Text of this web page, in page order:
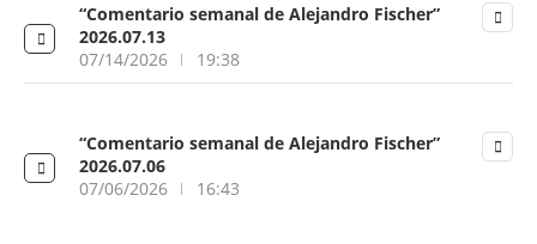
“Comentario semanal de Alejandro Fischer”
2026.07.13
07/14/2026
19:38
“Comentario semanal de Alejandro Fischer”
2026.07.06
07/06/2026
16:43